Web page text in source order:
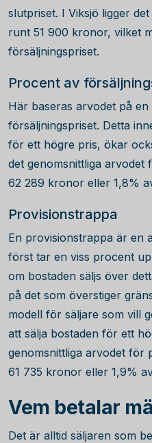
slutpriset. I Viksjö ligger
runt 51 900 kronor, vilket
försäljningspriset.
Procent av
Här baseras arvodet på
försäljningspriset. Detta
för ett högre pris, ökar
det genomsnittliga arvodet
62 289 kronor eller 1,8%
Provisionstrappa
En provisionstrappa är en
först tar en viss procent
om bostaden säljs över
på det som överstiger
modell för säljare som vill
att sälja bostaden för ett
genomsnittliga arvodet för
61 735 kronor eller 1,9%
Vem betalar
Det är alltid säljaren som